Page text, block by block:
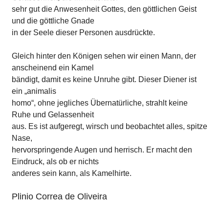
sehr gut die Anwesenheit Gottes, den göttlichen Geist
und die göttliche Gnade
in der Seele dieser Personen ausdrückte.
Gleich hinter den Königen sehen wir einen Mann, der
anscheinend ein Kamel
bändigt, damit es keine Unruhe gibt. Dieser Diener ist
ein „animalis
homo“, ohne jegliches Übernatürliche, strahlt keine
Ruhe und Gelassenheit
aus. Es ist aufgeregt, wirsch und beobachtet alles, spitze
Nase,
hervorspringende Augen und herrisch. Er macht den
Eindruck, als ob er nichts
anderes sein kann, als Kamelhirte.
Plinio Correa de Oliveira